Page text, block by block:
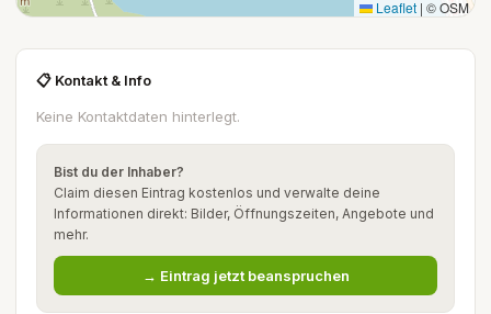
Leaflet | © OSM
📋 Kontakt & Info
Keine Kontaktdaten hinterlegt.
Bist du der Inhaber?
Claim diesen Eintrag kostenlos und verwalte deine
Informationen direkt: Bilder, Öffnungszeiten, Angebote und
mehr.
→ Eintrag jetzt beanspruchen